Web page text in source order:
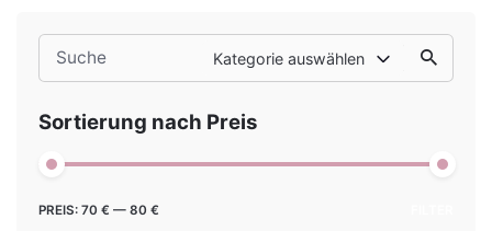
Search
for
Kategorie auswählen
Sortierung nach Preis
Min.
Max.
PREIS: 70 € — 80 €
79,00 €.